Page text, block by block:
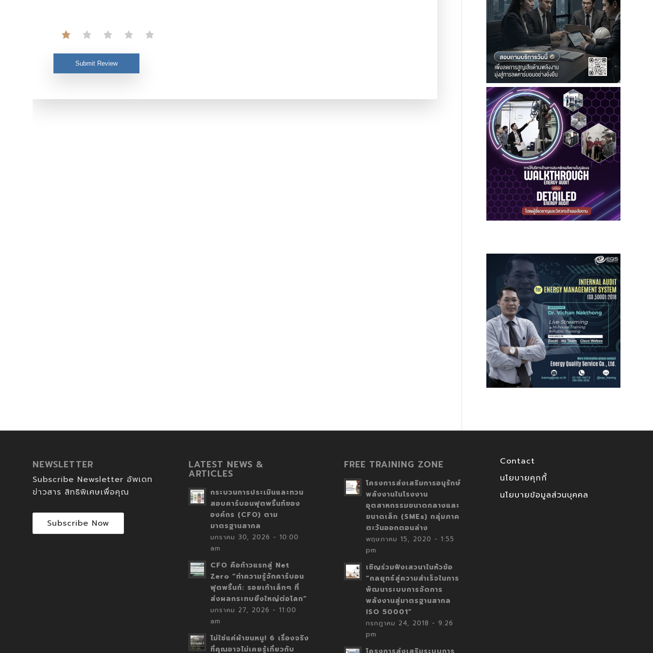
Submit Review
NEWSLETTER
Subscribe Newsletter อัพเดท
ข่าวสาร สิทธิพิเศษเพื่อคุณ
Subscribe Now
LATEST NEWS &
ARTICLES
กระบวนการประเมินและทวน
สอบคาร์บอนฟุตพริ้นท์ของ
องค์กร (CFO) ตาม
มาตรฐานสากล
มกราคม 30, 2026 - 10:00
am
CFO คือก้าวแรกสู่ Net
Zero “ทำความรู้จักคาร์บอน
ฟุตพริ้นท์: รอยเท้าเล็กๆ ที่
ส่งผลกระทบยิ่งใหญ่ต่อโลก”
มกราคม 27, 2026 - 11:00
am
ไม่ใช่แค่ผ้าขนหนู! 6 เรื่องจริง
ที่คุณอาจไม่เคยรู้เกี่ยวกับ
FREE TRAINING ZONE
โครงการส่งเสริมการอนุรักษ์
พลังงานในโรงงาน
อุตสาหกรรมขนาดกลางและ
ขนาดเล็ก (SMEs) กลุ่มภาค
ตะวันออกตอนล่าง
พฤษภาคม 15, 2020 - 1:55
pm
เชิญร่วมฟังเสวนาในหัวข้อ
“กลยุทธ์สู่ความสำเร็จในการ
พัฒนาระบบการจัดการ
พลังงานสู่มาตรฐานสากล
ISO 50001”
กรกฎาคม 24, 2018 - 9:26
pm
Contact
นโยบายคุกกี้
นโยบายข้อมูลส่วนบุคคล